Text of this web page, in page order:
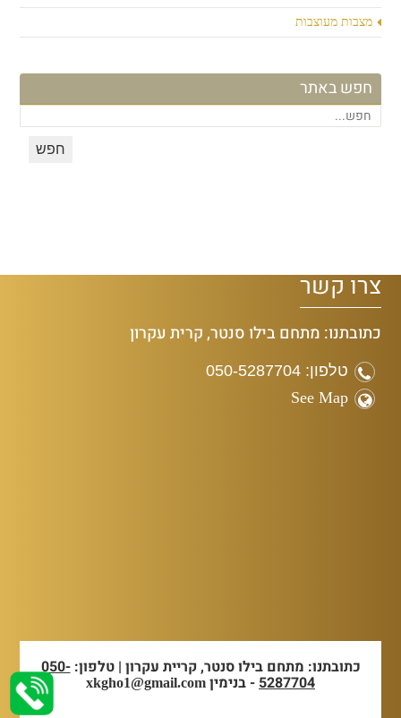
מצבות מעוצבות
חפש באתר
צרו קשר
כתובתנו: מתחם בילו סנטר, קרית עקרון
טלפון: 050-5287704
See Map
כתובתנו: מתחם בילו סנטר, קריית עקרון | טלפון:050-
5287704- בנימין xkgho1@gmail.com